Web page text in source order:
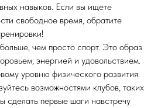
навыков. Если вы ищете
свободное время, обратите
чем просто спорт. Это образ
энергией и удовольствием.
уровню физического развития
возможностями клубов, таких
сделать первые шаги навстречу